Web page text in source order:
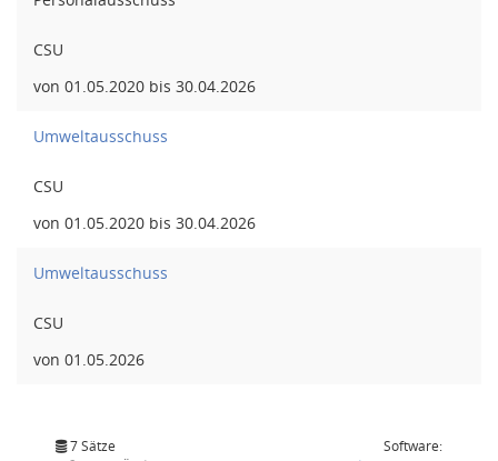
CSU
von 01.05.2020 bis 30.04.2026
Umweltausschuss
CSU
von 01.05.2020 bis 30.04.2026
Umweltausschuss
CSU
von 01.05.2026
7 Sätze
Software: